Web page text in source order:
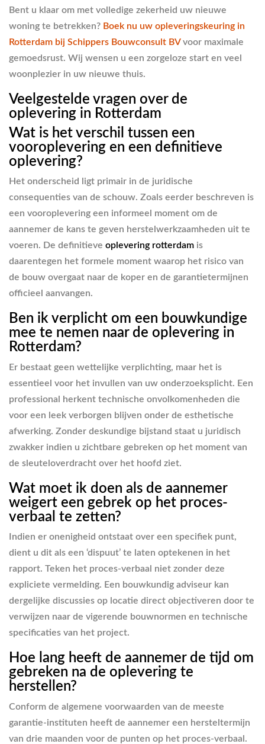
Bent u klaar om met volledige zekerheid uw nieuwe
woning te betrekken? Boek nu uw opleveringskeuring in
Rotterdam bij Schippers Bouwconsult BVvoor maximale
gemoedsrust. Wij wensen u een zorgeloze start en veel
woonplezier in uw nieuwe thuis.
Veelgestelde vragen over de
oplevering in Rotterdam
Wat is het verschil tussen een
vooroplevering en een definitieve
oplevering?
Het onderscheid ligt primair in de juridische
consequenties van de schouw. Zoals eerder beschreven is
een vooroplevering een informeel moment om de
aannemer de kans te geven herstelwerkzaamheden uit te
voeren. De definitieve oplevering rotterdam is
daarentegen het formele moment waarop het risico van
de bouw overgaat naar de koper en de garantietermijnen
officieel aanvangen.
Ben ik verplicht om een bouwkundige
mee te nemen naar de oplevering in
Rotterdam?
Er bestaat geen wettelijke verplichting, maar het is
essentieel voor het invullen van uw onderzoeksplicht. Een
professional herkent technische onvolkomenheden die
voor een leek verborgen blijven onder de esthetische
afwerking. Zonder deskundige bijstand staat u juridisch
zwakker indien u zichtbare gebreken op het moment van
de sleuteloverdracht over het hoofd ziet.
Wat moet ik doen als de aannemer
weigert een gebrek op het proces-
verbaal te zetten?
Indien er onenigheid ontstaat over een specifiek punt,
dient u dit als een ‘dispuut’ te laten optekenen in het
rapport. Teken het proces-verbaal niet zonder deze
expliciete vermelding. Een bouwkundig adviseur kan
dergelijke discussies op locatie direct objectiveren door te
verwijzen naar de vigerende bouwnormen en technische
specificaties van het project.
Hoe lang heeft de aannemer de tijd om
gebreken na de oplevering te
herstellen?
Conform de algemene voorwaarden van de meeste
garantie-instituten heeft de aannemer een hersteltermijn
van drie maanden voor de punten op het proces-verbaal.